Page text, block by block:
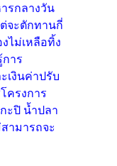
รกลางวัน
จะตักทานกี่
ไม่เหลือทิ้ง
าร
เงินค่าปรับ
ครงการ
ะปิ น้ำปลา
ามารถจะ